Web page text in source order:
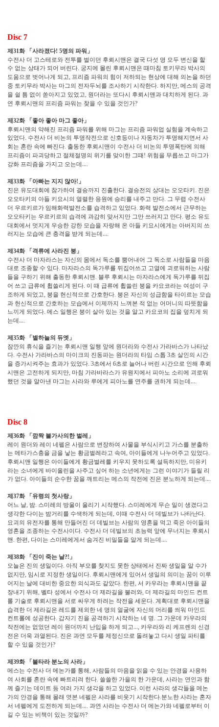
Disc 7
제31화 「사라졌다! 5명의 파워」
수전사 더 고스테로와 전투를 벌이던 후뢰시맨은 결국 다섯 명 모두 변신을 할
수 없는 상태가 되어 버린다. 궁지에 몰린 후뢰시맨은 때마침 토키무라 박사의
도움으로 벗어나게 되고, 프리즘 파워의 힘이 저하되는 현상에 대해 의논을 하던
중 토키무라 박사는 마그의 전자두뇌를 조사하기 시작한다. 하지만, 메스의 공격
을 쉴 틈 없이 쏟아지고 있었고, 원더라는 또다시 후뢰시맨과 대치하게 된다. 과
연 후뢰시맨의 프리즘 파워는 찾을 수 있을 것인가?
제32화 「좋아 좋아 마그 좋아」
후뢰시맨의 약해진 프리즘 파워를 위해 마그는 프리즘 파워업 실험을 계속하고
있었다. 수전사 더 비논의 투명작전으로 신호등이나 자동차가 투명해지면서 사
회는 혼란 속에 빠진다. 출동한 후뢰시맨이 수전사 더 비논의 투명폭탄에 의해
프리즘이 파괴당하고 절체절명의 위기를 맞이한 그때! 위험을 무릅쓰고 마그가
강화 프리즘을 가지고 오는데….
제33화 「아빠는 지지 않아!」
진은 유도대회에 참가하여 결승까지 진출한다. 결승전의 상대는 오오타키 . 진은
오오타키의 아들 키요시의 열렬한 응원에 승리를 내주고 만다. 그 무렵 수전사
더 우르키르가 임해화력발전소를 습격하고 있었다. 화력 발전소에서 근무하는
오오타키는 우르키르의 습격에 과감히 맞서지만 그만 쓰러지고 만다. 평소 유도
대회에서 멋지게 우승한 강한 모습을 자랑해 온 아들 키요시에게는 아버지의 쓰
러지는 모습에 큰 충격을 받게 되는데….
제34화 「격류에 사라진 붕」
수전사 더 마자라스는 자신의 몸에서 독소를 뿜어내어 그 독소로 사람들을 마음
대로 조종할 수 있다. 마자라스의 독가루를 뒤집어쓰고 고열에 괴로워하는 사람
들을 구하기 위해 출동한 후뢰시맨. 블루 후뢰시는 마자라스에게 독가루를 뒤집
어 쓰고 급류에 휩쓸리게 된다. 이 때 급류에 휩쓸린 붕을 카요코라는 여성이 구
조하게 되었고, 붕을 헌신적으로 간호한다. 붕은 자신의 성급함을 타이르는 모습
과 헌신적으로 간호하는 모습에서 이제까지 느껴본 적 없는 어머니의 따뜻함을
느끼게 되었다. 메스 일행은 붕이 살아 있는 것을 알고 카요코의 집을 덮치게 되
는데….
제35화 「별하늘의 듀엣」
잠깐의 휴식을 즐기는 후뢰시맨 일행 앞에 원더라와 수전사 가라바스가 나타났
다. 수전사 가라바스의 마이크의 진동파는 원더라의 타임 스톱 3초 살인의 시간
을 증가시켜주는 효과가 있었다. 3초에서 6초로 늘어나 버린 시간으로 인해 후뢰
시맨은 고전하게 되지만, 마침 가라바라스가 유원지에서 피아노 소리에 괴로워
했던 것을 알아낸 마그는 사라와 루에게 피아노를 연주를 권하게 되는데….
Disc 8
제36화 「깜짝 불가사의한 벌레」
레이 원더와 레이 네펠은 사람으로 변장하여 사물을 부식시키고 가스를 분출하
는 메타가스충을 금을 낳는 황금벌레라고 속여, 아이들에게 나누어주고 있었다.
후뢰시맨 일행은 아이들에게 황금벌레를 키우지 못하도록 설득하지만, 미유키
라는 소녀에게 바이올린을 사주고 싶어 하는 소년에게는 그런 이야기가 들릴 리
가 없다. 아이들의 순수한 꿈을 깨트리는 메스의 작전에 진은 분노하게 되는데….
제37화 「유령의 첫사랑」
어느 날, 밤. 스미레의 방울이 울리기 시작했다. 스미레에게 무슨 일이 생겼다고
생각한 다이는 밤거리를 수색하게 되는데, 이때 수전사 더 데빌브가 나타난다.
요괴의 유전자를 통해 만들어진 더 데빌브는 사람의 영혼을 먹고 죽은 아이들의
영혼을 조종하는 수전사이다. 수전사 더 데빌브의 초능력 앞에 무너지는 후뢰시
맨. 한편, 다이는 스미레에게서 숨겨진 비밀들을 알게 되는데….
제38화 「진이 죽는 날?!」
오늘은 진의 생일이다. 아직 부모를 찾지도 못한 상태에서 진짜 생일을 알 수가
없지만, 임시로 지정한 생일이다. 후뢰시맨에게 있어서 생일의 의미는 꿈이 이루
어지는 날에 대비한 중요한 의식과도 같았다. 한편, 서 카우라는 후뢰시맨을 끝
장내기 위해, 벨타 성에서 수전사 더 제라길을 불러와, 더 제라길의 마인드 컨트
롤 기술로 후뢰시맨을 서로 싸우게 하려는 작전을 세운다. 계획대로 후뢰시맨을
습격한 더 제라길은 레드를 제외한 네 명의 얼굴에 자신의 머리를 씌워 마인드
컨트롤에 성공한다. 갑자기 진을 공격하기 시작하는 네 명. 그 가운데 카우라의
작전에는 없었던 레이 원더까지 난입을 하게 되고…, 카우라와 리 케프렌의 신경
전은 더욱 과열된다. 진은 과연 모두를 제정신으로 돌려놓고 다시 생일 파티를
할 수 있을 것인가?
제39화 「불타라 분노의 사라」
메스는 수전사 더 메논가를 통해, 사람들의 마음을 읽을 수 있는 안경을 사용하
여 사회를 혼란 속에 빠트리려 한다. 쓸쓸한 가을의 한 가운데, 사라는 연인과 함
께 즐기는 데이트 등 여러 가지 생각을 하고 있었다. 이런 사라의 생각들을 메논
가의 안경을 통해 몰래 엿본 네펠은 사라를 비웃기 시작한다.분노한 사라는 혼자
서 네펠에게 도전하게 되는데…. 과연 사라는 수전사 더 메논가와 네펠로부터 이
길 수 있는 비책이 있는 것일까?